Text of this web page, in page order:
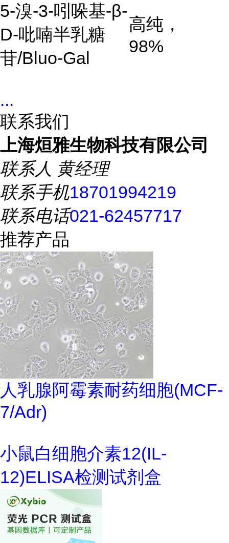
5-溴-3-吲哚基-β-
D-吡喃半乳糖
苷/Bluo-Gal
高纯，
98%
...
联系我们
上海烜雅生物科技有限公司
联系人 黄经理
联系手机18701994219
联系电话021-62457717
推荐产品
人乳腺阿霉素耐药细胞(MCF-
7/Adr)
小鼠白细胞介素12(IL-
12)ELISA检测试剂盒